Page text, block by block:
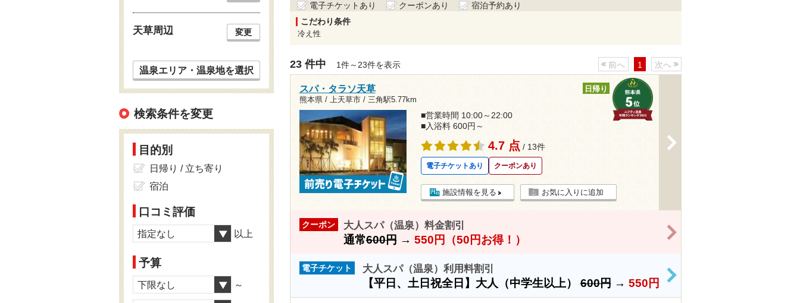
電子チケットあり クーポンあり
宿泊予約あり
こだわり条件
冷え性
23 件中 1件～23件を表示 前へ 1 次へ
スパ・タラソ天草
熊本県 / 上天草市 / 三角駅5.77km
日帰り
■営業時間 10:00～22:00
■入浴料 600円～
4.7 点 / 13件
電子チケットあり クーポンあり
施設情報を見る お気に入りに追加
クーポン 大人スパ（温泉）料金割引
通常600円→ 550円（50円お得！）
電子チケット 大人スパ（温泉）利用料割引
【平日、土日祝全日】大人（中学生以上）600円→ 550円 >
天草周辺 変更
温泉エリア・温泉地を選択
検索条件を変更
目的別
日帰り / 立ち寄り
宿泊
口コミ評価
指定なし 以上
予算
下限なし ～